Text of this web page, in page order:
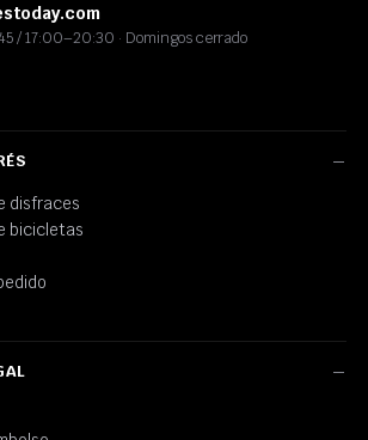
/ 17:00–20:30 · Domingos cerrado
disfraces
bicicletas